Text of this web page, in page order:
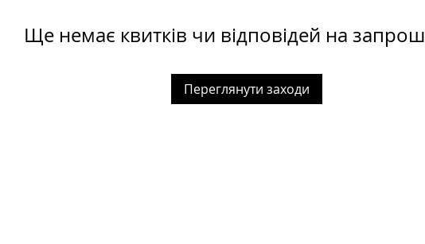
Ще немає квитків чи відповідей на
Переглянути заходи